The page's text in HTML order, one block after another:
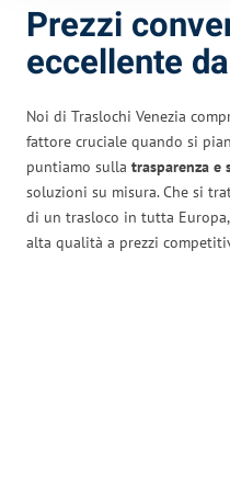
Prezzi
eccellente
Noi di Traslochi Venezia
fattore cruciale quando si
puntiamo sulla trasparenza e
soluzioni su misura. Che si
di un trasloco in tutta
alta qualità a prezzi